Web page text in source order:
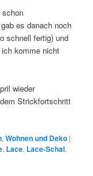
schon
es danach noch
schnell fertig) und
komme nicht
wieder
Strickfortschritt
,Wohnen und Deko |
, Lace, Lace-Schal,